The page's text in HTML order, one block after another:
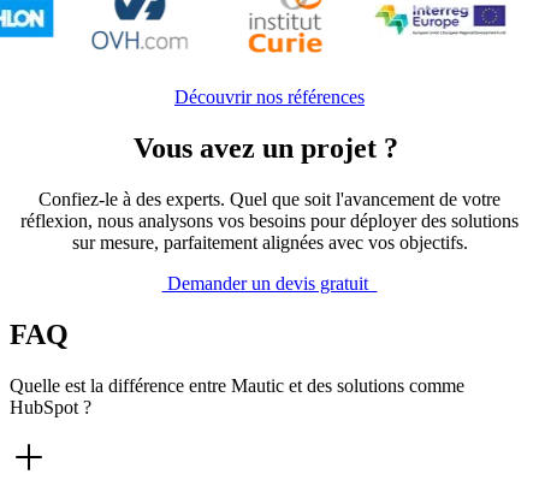
Découvrir nos références
Vous avez un projet ?
Confiez-le à des experts. Quel que soit l'avancement de votre
réflexion, nous analysons vos besoins pour déployer des solutions
sur mesure, parfaitement alignées avec vos objectifs.
Demander un devis gratuit
FAQ
Quelle est la différence entre Mautic et des solutions comme
HubSpot ?